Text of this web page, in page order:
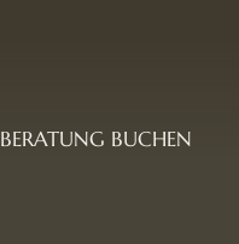
BERATUNG BUCHEN